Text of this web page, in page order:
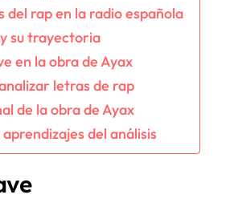
rap en la radio española
su trayectoria
en la obra de Ayax
letras de rap
de la obra de Ayax
del análisis